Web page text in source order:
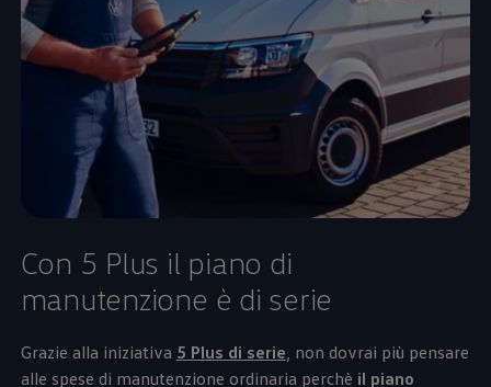
Con 5 Plus il piano di
manutenzione è di serie
Grazie alla iniziativa 5 Plus di serie non dovrai più pensare
alle spese di manutenzione ordinaria perchè il piano